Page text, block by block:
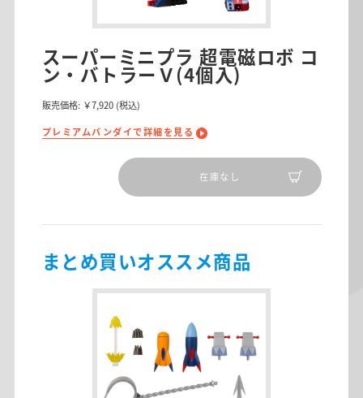
スーパーミニプラ 超電磁ロボ コ
ン・バトラーＶ(4個入)
販売価格: ￥7,920 (税込)
プレミアムバンダイで詳細を見る
在庫なし
まとめ買いオススメ商品